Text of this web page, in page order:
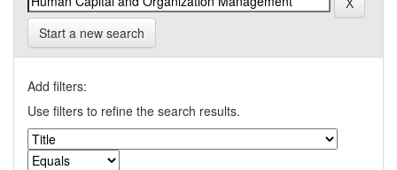
Start a new search
Add filters:
Use filters to refine the search results.